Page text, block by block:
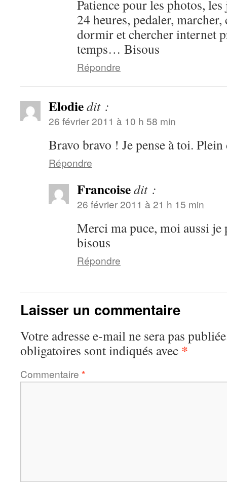
Patience pour les photos,
24 heures, pedaler,
dormir et chercher internet
temps… Bisous
Répondre
Elodiedit :
26 février 2011 à 10 h 58 min
Bravo bravo ! Je pense à toi. Plein
Répondre
Francoisedit :
26 février 2011 à 21 h 15 min
Merci ma puce, moi aussi je
bisous
Répondre
Laisser un commentaire
Votre adresse e-mail ne sera pas
obligatoires sont indiqués avec *
Commentaire *